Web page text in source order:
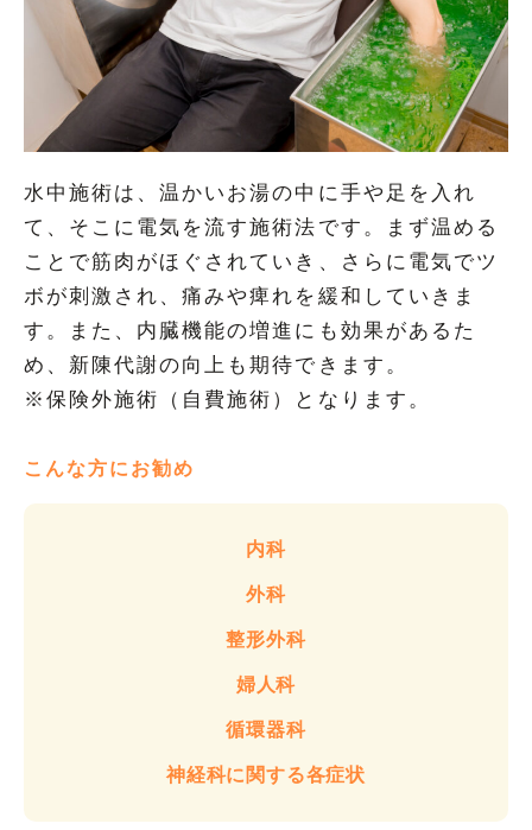
水中施術は、温かいお湯の中に手や足を入れ
て、そこに電気を流す施術法です。まず温める
ことで筋肉がほぐされていき、さらに電気でツ
ボが刺激され、痛みや痺れを緩和していきま
す。また、内臓機能の増進にも効果があるた
め、新陳代謝の向上も期待できます。
※保険外施術（自費施術）となります。
こんな方にお勧め
内科
外科
整形外科
婦人科
循環器科
神経科に関する各症状